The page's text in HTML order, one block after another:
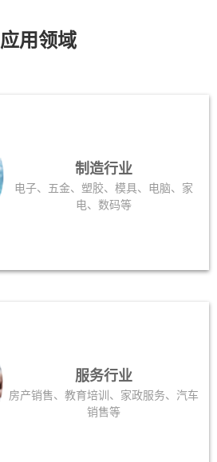
应用领域
制造行业
电子、五金、塑胶、模具、电脑、家
电、数码等
服务行业
房产销售、教育培训、家政服务、汽车
销售等